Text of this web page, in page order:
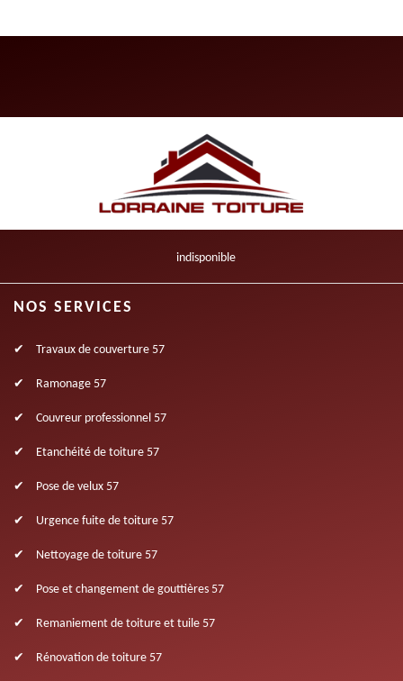
indisponible
NOS SERVICES
Travaux de couverture 57
Ramonage 57
Couvreur professionnel 57
Etanchéité de toiture 57
Pose de velux 57
Urgence fuite de toiture 57
Nettoyage de toiture 57
Pose et changement de gouttières 57
Remaniement de toiture et tuile 57
Rénovation de toiture 57